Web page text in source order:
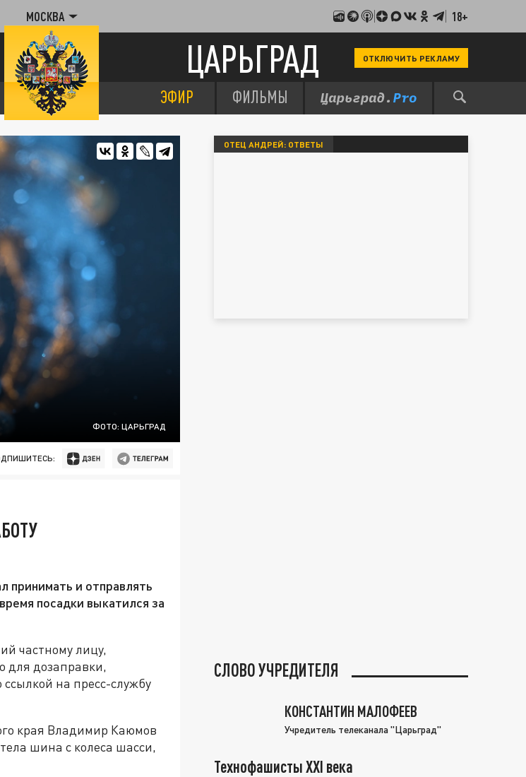
МОСКВА 18+
ЦАРЬГРАД ОТКЛЮЧИТЬ РЕКЛАМУ
ЭФИР ФИЛЬМЫ
ФОТО: ЦАРЬГРАД
принимать и отправлять
посадки выкатился за
частному лицу,
для дозаправки,
ссылкой на пресс-службу
края Владимир Каюмов
шина с колеса шасси,
ОТЕЦ АНДРЕЙ: ОТВЕТЫ
СЛОВО УЧРЕДИТЕЛЯ
КОНСТАНТИН МАЛОФЕЕВ
Учредитель телеканала "Царьград"
Технофашисты XXI века